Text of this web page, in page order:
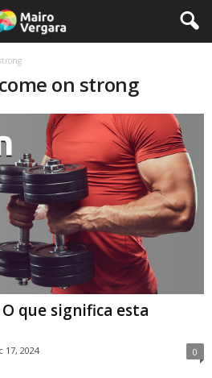
on strong
que significa esta
17, 2024 0